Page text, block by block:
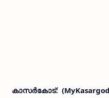
കാസർകോട്: